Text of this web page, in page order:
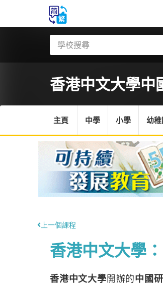
香港中文大學中
主頁 中學 小學 幼
上一個課程
香港中文大學
香港中文大學開辦的中國